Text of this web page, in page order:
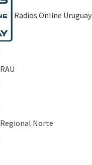
Radios Online Uruguay
RAU
Regional Norte